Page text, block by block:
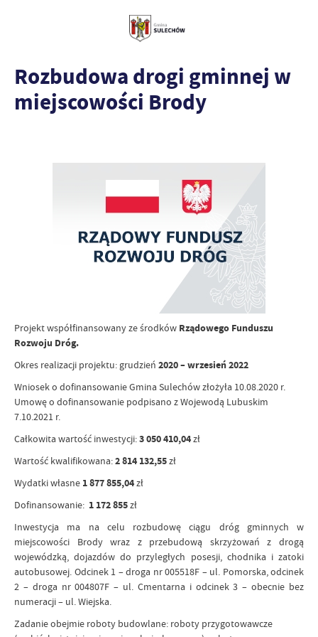
Rozbudowa drogi gminnej w
miejscowości Brody
Projekt współfinansowany ze środków Rządowego Funduszu
Rozwoju Dróg.
Okres realizacji projektu: grudzień 2020 – wrzesień 2022
Wniosek o dofinansowanie Gmina Sulechów złożyła 10.08.2020 r.
Umowę o dofinansowanie podpisano z Wojewodą Lubuskim
7.10.2021 r.
Całkowita wartość inwestycji:3 050 410,04zł
Wartość kwalifikowana:2 814 132,55zł
Wydatki własne 1 877 855,04zł
Dofinansowanie: 1 172 855zł
Inwestycja ma na celu rozbudowę ciągu dróg gminnych w
miejscowości Brody wraz z przebudową skrzyżowań z drogą
wojewódzką, dojazdów do przyległych posesji, chodnika i zatoki
autobusowej. Odcinek 1 – droga nr 005518F – ul. Pomorska, odcinek
2 – droga nr 004807F – ul. Cmentarna i odcinek 3 – obecnie bez
numeracji – ul. Wiejska.
Zadanie obejmie roboty budowlane: roboty przygotowawcze